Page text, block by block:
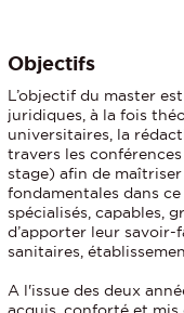
Objectifs
L’objectif du master
juridiques, à la fois
universitaires, la
travers les
stage) afin de
fondamentales dans
spécialisés, capables,
d’apporter leur savoir-
sanitaires,
A l'issue des deux